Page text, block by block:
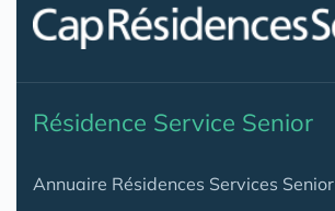
Résidence Service Senior
Annuaire Résidences Services Senior